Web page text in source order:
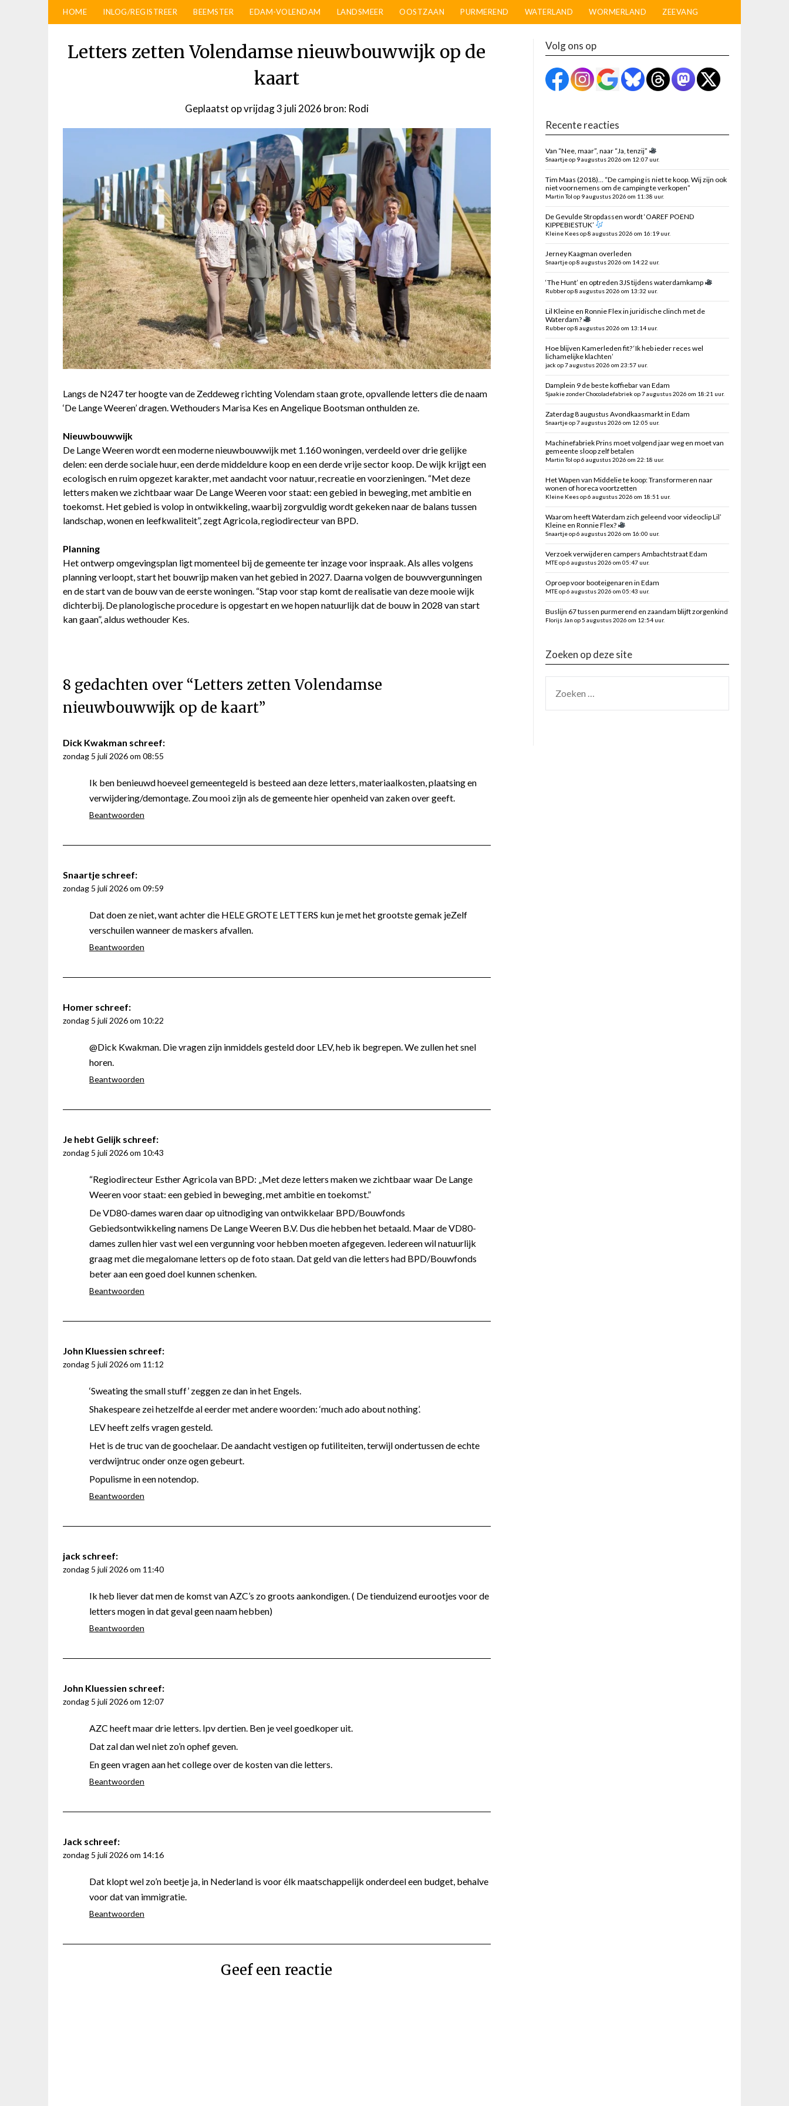
HOME INLOG/REGISTREER BEEMSTER EDAM-VOLENDAM LANDSMEER OOSTZAAN PURMEREND WATERLAND WORMERLAND ZEEVANG
Letters zetten Volendamse nieuwbouwwijk op de
kaart
Geplaatst opvrijdag 3 juli 2026 door
bron: Rodi
Langs de N247 ter hoogte van de Zeddeweg richting Volendam staan grote, opvallende letters die de naam
‘De Lange Weeren’ dragen. Wethouders Marisa Kes en Angelique Bootsman onthulden ze.
Nieuwbouwwijk
De Lange Weeren wordt een moderne nieuwbouwwijk met 1.160 woningen, verdeeld over drie gelijke
delen: een derde sociale huur, een derde middeldure koop en een derde vrije sector koop. De wijk krijgt een
ecologisch en ruim opgezet karakter, met aandacht voor natuur, recreatie en voorzieningen. “Met deze
letters maken we zichtbaar waar De Lange Weeren voor staat: een gebied in beweging, met ambitie en
toekomst. Het gebied is volop in ontwikkeling, waarbij zorgvuldig wordt gekeken naar de balans tussen
landschap, wonen en leefkwaliteit”, zegt Agricola, regiodirecteur van BPD.
Planning
Het ontwerp omgevingsplan ligt momenteel bij de gemeente ter inzage voor inspraak. Als alles volgens
planning verloopt, start het bouwrijp maken van het gebied in 2027. Daarna volgen de bouwvergunningen
en de start van de bouw van de eerste woningen. “Stap voor stap komt de realisatie van deze mooie wijk
dichterbij. De planologische procedure is opgestart en we hopen natuurlijk dat de bouw in 2028 van start
kan gaan”, aldus wethouder Kes.
8 gedachten over “Letters zetten Volendamse
nieuwbouwwijk op de kaart”
Dick Kwakman schreef:
zondag 5 juli 2026 om 08:55
Ik ben benieuwd hoeveel gemeentegeld is besteed aan deze letters, materiaalkosten, plaatsing en
verwijdering/demontage. Zou mooi zijn als de gemeente hier openheid van zaken over geeft.
Beantwoorden
Snaartje schreef:
zondag 5 juli 2026 om 09:59
Dat doen ze niet, want achter die HELE GROTE LETTERS kun je met het grootste gemak jeZelf
verschuilen wanneer de maskers afvallen.
Beantwoorden
Homer schreef:
zondag 5 juli 2026 om 10:22
@Dick Kwakman. Die vragen zijn inmiddels gesteld door LEV, heb ik begrepen. We zullen het snel
horen.
Beantwoorden
Je hebt Gelijk schreef:
zondag 5 juli 2026 om 10:43
“Regiodirecteur Esther Agricola van BPD: „Met deze letters maken we zichtbaar waar De Lange
Weeren voor staat: een gebied in beweging, met ambitie en toekomst.”
De VD80-dames waren daar op uitnodiging van ontwikkelaar BPD/Bouwfonds
Gebiedsontwikkeling namens De Lange Weeren B.V. Dus die hebben het betaald. Maar de VD80-
dames zullen hier vast wel een vergunning voor hebben moeten afgegeven. Iedereen wil natuurlijk
graag met die megalomane letters op de foto staan. Dat geld van die letters had BPD/Bouwfonds
beter aan een goed doel kunnen schenken.
Beantwoorden
John Kluessien schreef:
zondag 5 juli 2026 om 11:12
‘Sweating the small stuff’ zeggen ze dan in het Engels.
Shakespeare zei hetzelfde al eerder met andere woorden: ‘much ado about nothing’.
LEV heeft zelfs vragen gesteld.
Het is de truc van de goochelaar. De aandacht vestigen op futiliteiten, terwijl ondertussen de echte
verdwijntruc onder onze ogen gebeurt.
Populisme in een notendop.
Beantwoorden
jack schreef:
zondag 5 juli 2026 om 11:40
Ik heb liever dat men de komst van AZC’s zo groots aankondigen. ( De tienduizend eurootjes voor de
letters mogen in dat geval geen naam hebben)
Beantwoorden
John Kluessien schreef:
zondag 5 juli 2026 om 12:07
AZC heeft maar drie letters. Ipv dertien. Ben je veel goedkoper uit.
Dat zal dan wel niet zo’n ophef geven.
En geen vragen aan het college over de kosten van die letters.
Beantwoorden
Jack schreef:
zondag 5 juli 2026 om 14:16
Dat klopt wel zo’n beetje ja, in Nederland is voor élk maatschappelijk onderdeel een budget, behalve
voor dat van immigratie.
Beantwoorden
Geef een reactie
Volg ons op
Recente reacties
Van “Nee, maar”, naar “Ja, tenzij”
Snaartje op 9 augustus 2026 om 12:07 uur.
Tim Maas (2018)… “De camping is niet te koop. Wij zijn ook
niet voornemens om de camping te verkopen”
Martin Tol op 9 augustus 2026 om 11:38 uur.
De Gevulde Stropdassen wordt ‘OAREF POEND
KIPPEBIESTUK’
Kleine Kees op 8 augustus 2026 om 16:19 uur.
Jerney Kaagman overleden
Snaartje op 8 augustus 2026 om 14:22 uur.
‘The Hunt’ en optreden 3JS tijdens waterdamkamp
Rubber op 8 augustus 2026 om 13:32 uur.
Lil Kleine en Ronnie Flex in juridische clinch met de
Waterdam?
Rubber op 8 augustus 2026 om 13:14 uur.
Hoe blijven Kamerleden fit? ‘Ik heb ieder reces wel
lichamelijke klachten’
jack op 7 augustus 2026 om 23:57 uur.
Damplein 9 de beste koffiebar van Edam
Sjaakie zonder Chocoladefabriek op 7 augustus 2026 om 18:21 uur.
Zaterdag 8 augustus Avondkaasmarkt in Edam
Snaartje op 7 augustus 2026 om 12:05 uur.
Machinefabriek Prins moet volgend jaar weg en moet van
gemeente sloop zelf betalen
Martin Tol op 6 augustus 2026 om 22:18 uur.
Het Wapen van Middelie te koop: Transformeren naar
wonen of horeca voortzetten
Kleine Kees op 6 augustus 2026 om 18:51 uur.
Waarom heeft Waterdam zich geleend voor videoclip Lil’
Kleine en Ronnie Flex?
Snaartje op 6 augustus 2026 om 16:00 uur.
Verzoek verwijderen campers Ambachtstraat Edam
MTE op 6 augustus 2026 om 05:47 uur.
Oproep voor booteigenaren in Edam
MTE op 6 augustus 2026 om 05:43 uur.
Buslijn 67 tussen purmerend en zaandam blijft zorgenkind
Florijs Jan op 5 augustus 2026 om 12:54 uur.
Zoeken op deze site